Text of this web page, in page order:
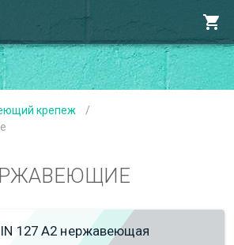
крепеж
/
127 А2 нержавеющая